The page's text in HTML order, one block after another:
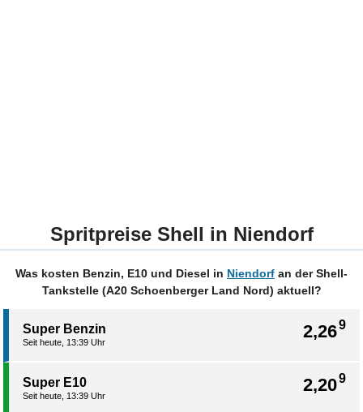
Spritpreise Shell in Niendorf
Was kosten Benzin, E10 und Diesel in Niendorf an der Shell-
Tankstelle (A20 Schoenberger Land Nord) aktuell?
2,269
Super Benzin
Seit heute, 13:39 Uhr
2,209
Super E10
Seit heute, 13:39 Uhr